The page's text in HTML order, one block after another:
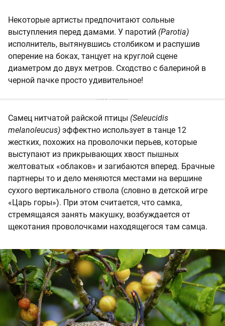
Некоторые артисты предпочитают сольные
выступления перед дамами. У паротий (Parotia)
исполнитель, вытянувшись столбиком и распушив
оперение на боках, танцует на круглой сцене
диаметром до двух метров. Сходство с балериной в
черной пачке просто удивительное!
Cамец нитчатой райской птицы (Seleucidis
melanoleucus) эффектно использует в танце 12
жестких, похожих на проволочки перьев, которые
выступают из прикрывающих хвост пышных
желтоватых «облаков» и загибаются вперед. Брачные
партнеры то и дело меняются местами на вершине
сухого вертикального ствола (словно в детской игре
«Царь горы»). При этом считается, что самка,
стремящаяся занять макушку, возбуждается от
щекотания проволочками находящегося там самца.